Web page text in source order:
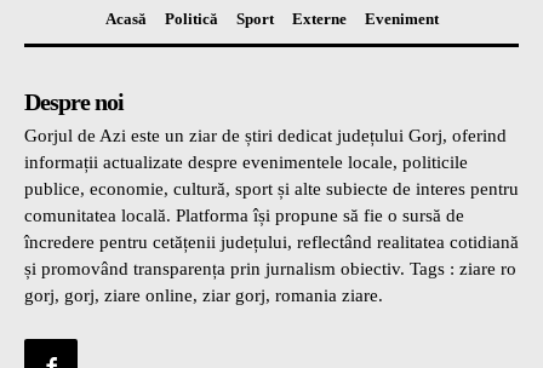
Acasă Politică Sport Externe Eveniment
Despre noi
Gorjul de Azi este un ziar de știri dedicat județului Gorj, oferind
informații actualizate despre evenimentele locale, politicile
publice, economie, cultură, sport și alte subiecte de interes pentru
comunitatea locală. Platforma își propune să fie o sursă de
încredere pentru cetățenii județului, reflectând realitatea cotidiană
și promovând transparența prin jurnalism obiectiv. Tags : ziare ro
gorj, gorj, ziare online, ziar gorj, romania ziare.